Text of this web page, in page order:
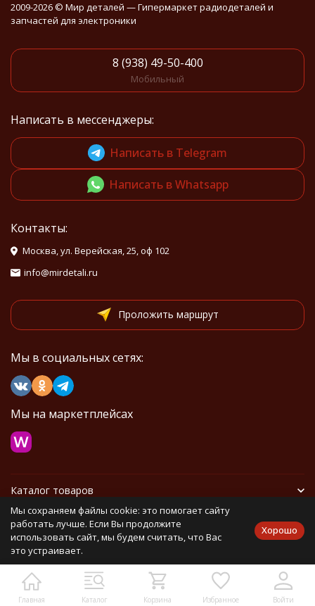
Главная Каталог Корзина Избранное Войти
2009-2026 © Мир деталей — Гипермаркет радиодеталей и
запчастей для электроники
8 (938) 49-50-400
Мобильный
Написать в мессенджеры:
Написать в Telegram
Написать в Whatsapp
Контакты:
Москва, ул. Верейская, 25, оф 102
info@mirdetali.ru
Проложить маршрут
Мы в социальных сетях:
Мы на маркетплейсах
Каталог товаров
Информация
Политика персональных данных Карта сайта
Мы сохраняем файлы cookie: это помогает сайту
работать лучше. Если Вы продолжите
использовать сайт, мы будем считать, что Вас
это устраивает.
Хорошо